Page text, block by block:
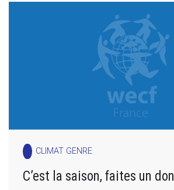
CLIMAT GENRE
C’est la saison, faites un don